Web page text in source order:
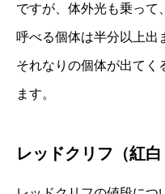
ですが、体外光も乗って
呼べる個体は半分以上出
それなりの個体が出てく
ます。
レッドクリフ（紅